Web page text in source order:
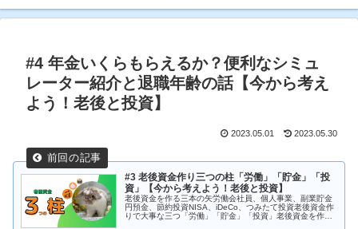
#4 年金いくらもらえるか？便利なシミュ
レーター紹介と退職年齢の話【今から考え
よう！老後と投資】
2023.05.01 2023.05.30
#3 老後資金作り三つの柱「労働」「貯金」「投
資」【今から考えよう！老後と投資】
老後資金を作る三本の矢労働会社員、個人事業、副業貯金
円預金、節約投資NISA、iDeCo、つみたて投資老後資金作
りで大事な三つ「労働」「貯金」「投資」老後資金を作る